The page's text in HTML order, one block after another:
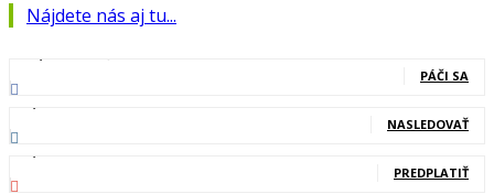
Nájdete nás aj tu...
PÁČI SA
NASLEDOVAŤ
PREDPLATIŤ